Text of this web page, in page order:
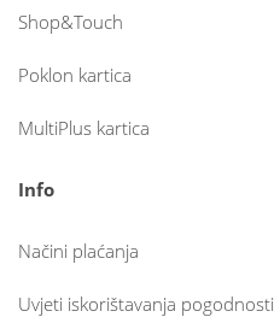
Shop&Touch
Poklon kartica
MultiPlus kartica
Info
Načini plaćanja
Uvjeti iskorištavanja pogodnosti